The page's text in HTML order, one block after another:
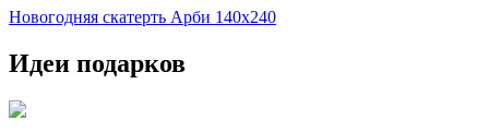
Новогодняя скатерть Арби 140х240
Идеи подарков